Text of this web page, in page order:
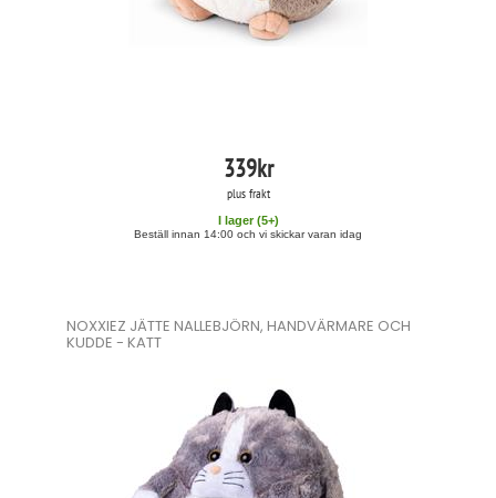
339kr
plus frakt
I lager (5+)
Beställ innan 14:00 och vi skickar varan idag
NOXXIEZ JÄTTE NALLEBJÖRN, HANDVÄRMARE OCH
KUDDE - KATT